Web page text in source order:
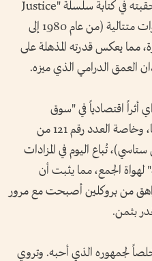
وفي "دي سي كوميكس"، استمرت حقبته في كتابة سلسلة "Justice
League of America" لثماني سنوات متتالية (من عام 1980 إلى
مما يعكس قدرته المذهلة على
العمق الدرامي الذي ميزه.
أثراً اقتصادياً في "سوق
المقتنيات"؛ فالأعداد الأولى التي كتبها، وخاصة العدد رقم 121 من
تُباع اليوم في المزادات
لهواة الجمع، مما يثبت أن
من بروكلين أصبحت مع مرور
بثمن.
لجمهوره الذي أحبه. وتروي